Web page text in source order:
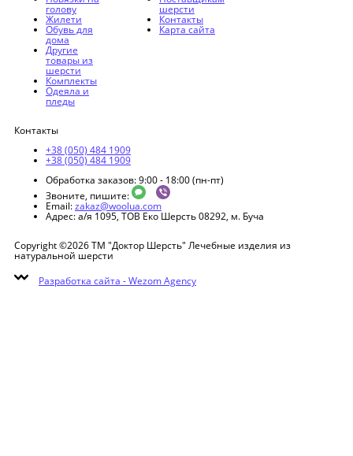
голову
Жилети
Обувь для
дома
Другие
товары из
шерсти
Комплекты
Одеяла и
пледы
шерсти
Контакты
Карта сайта
Контакты
+38 (050) 484 1909
+38 (050) 484 1909
Обработка заказов: 9:00 - 18:00 (пн-пт)
Звоните, пишите:
Email:zakaz@woolua.com
Адрес:а/я 1095, ТОВ Еко Шерсть 08292, м. Буча
Copyright ©2026 ТМ "Доктор Шерсть" Лечебные изделия из
натуральной шерсти
Разработка сайта -Wezom Agency